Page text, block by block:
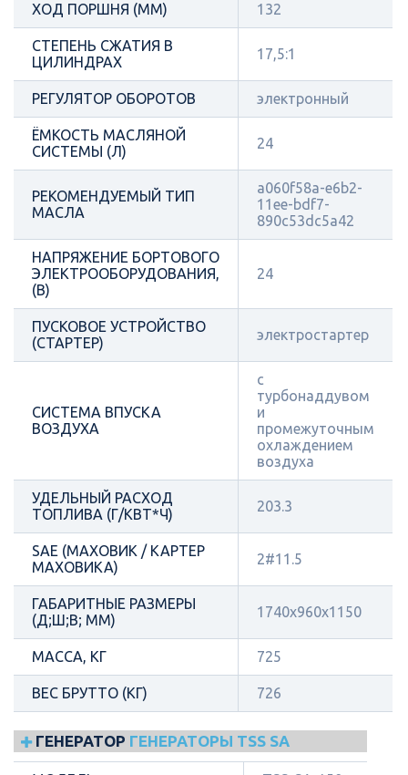
ХОД ПОРШНЯ (ММ) 132
СТЕПЕНЬ СЖАТИЯ В
ЦИЛИНДРАХ
17,5:1
РЕГУЛЯТОР ОБОРОТОВ электронный
ЁМКОСТЬ МАСЛЯНОЙ
СИСТЕМЫ (Л)
24
РЕКОМЕНДУЕМЫЙ ТИП
МАСЛА
a060f58a-e6b2-
11ee-bdf7-
890c53dc5a42
НАПРЯЖЕНИЕ БОРТОВОГО
ЭЛЕКТРООБОРУДОВАНИЯ,
(В)
24
ПУСКОВОЕ УСТРОЙСТВО
(СТАРТЕР)
электростартер
СИСТЕМА ВПУСКА
ВОЗДУХА
с
турбонаддувом
и
промежуточным
охлаждением
воздуха
УДЕЛЬНЫЙ РАСХОД
ТОПЛИВА (Г/КВТ*Ч)
203.3
SAE (МАХОВИК / КАРТЕР
МАХОВИКА)
2#11.5
ГАБАРИТНЫЕ РАЗМЕРЫ
(Д;Ш;В; ММ)
1740х960х1150
МАССА, КГ 725
ВЕС БРУТТО (КГ) 726
ГЕНЕРАТОР ГЕНЕРАТОРЫ TSS SA